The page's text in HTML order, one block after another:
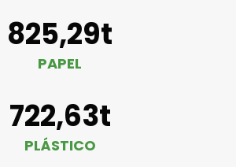
825,29t
PAPEL
722,63t
PLÁSTICO